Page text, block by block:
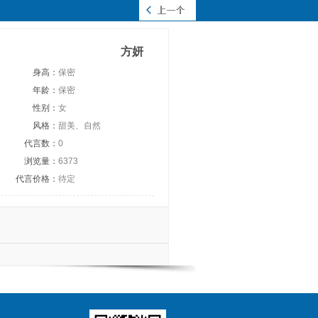
方妍
身高： 保密
年龄： 保密
性别： 女
风格： 甜美、自然
代言数： 0
浏览量： 6373
代言价格： 待定